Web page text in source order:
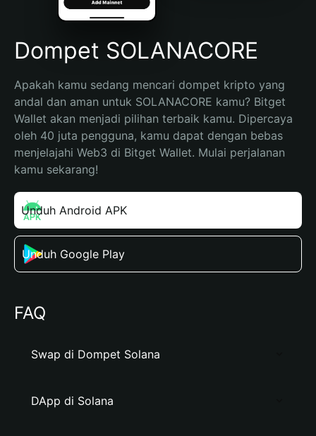
Español (Argentina)
Dompet SOLANACORE
Apakah kamu sedang mencari dompet kripto yang
andal dan aman untuk SOLANACORE kamu? Bitget
Wallet akan menjadi pilihan terbaik kamu. Dipercaya
oleh 40 juta pengguna, kamu dapat dengan bebas
menjelajahi Web3 di Bitget Wallet. Mulai perjalanan
kamu sekarang!
Unduh Android APK
Unduh Google Play
FAQ
Swap di Dompet Solana
DApp di Solana